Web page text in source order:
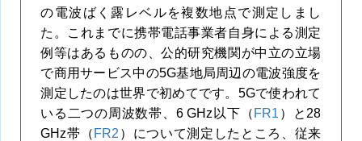
の電波ばく露レベルを複数地点で測定しまし
た。これまでに携帯電話事業者自身による測定
例等はあるものの、公的研究機関が中立の立場
で商用サービス中の5G基地局周辺の電波強度を
測定したのは世界で初めてです。5Gで使われて
いる二つの周波数帯、6 GHz以下（ FR1 ）と28
GHz帯（ FR2 ）について測定したところ、従来